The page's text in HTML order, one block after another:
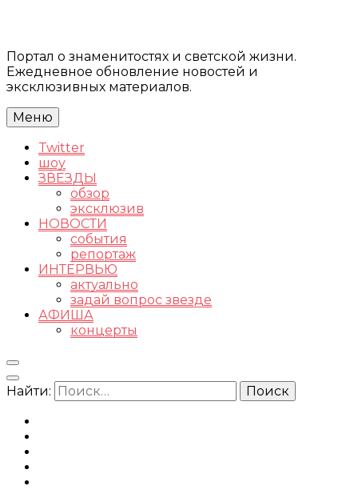
Портал о знаменитостях и светской жизни.
Ежедневное обновление новостей и
эксклюзивных материалов.
Меню
Twitter
шоу
ЗВЕЗДЫ
обзор
эксклюзив
НОВОСТИ
события
репортаж
ИНТЕРВЬЮ
актуально
задай вопрос звезде
АФИША
концерты
Найти: